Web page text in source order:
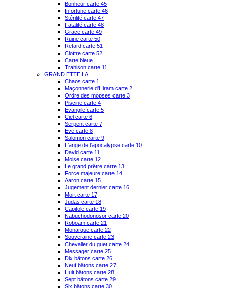
Bonheur carte 45
Infortune carte 46
Stérilité carte 47
Fatalité carte 48
Grace carte 49
Ruine carte 50
Retard carte 51
Cloître carte 52
Carte bleue
Trahison carte 11
GRAND ETTEILA
Chaos carte 1
Maçonnerie d'Hiram carte 2
Ordre des mopses carte 3
Piscine carte 4
Évangile carte 5
Ciel carte 6
Serpent carte 7
Eve carte 8
Salomon carte 9
L'ange de l'apocalypse carte 10
David carte 11
Moise carte 12
Le grand prêtre carte 13
Force majeure carte 14
Aaron carte 15
Jugement dernier carte 16
Mort carte 17
Judas carte 18
Capitole carte 19
Nabuchodonosor carte 20
Roboam carte 21
Monarque carte 22
Souveraine carte 23
Chevalier du guet carte 24
Messager carte 25
Dix bâtons carte 26
Neuf bâtons carte 27
Huit bâtons carte 28
Sept bâtons carte 29
Six bâtons carte 30